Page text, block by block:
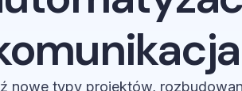
nowe typy projektów,